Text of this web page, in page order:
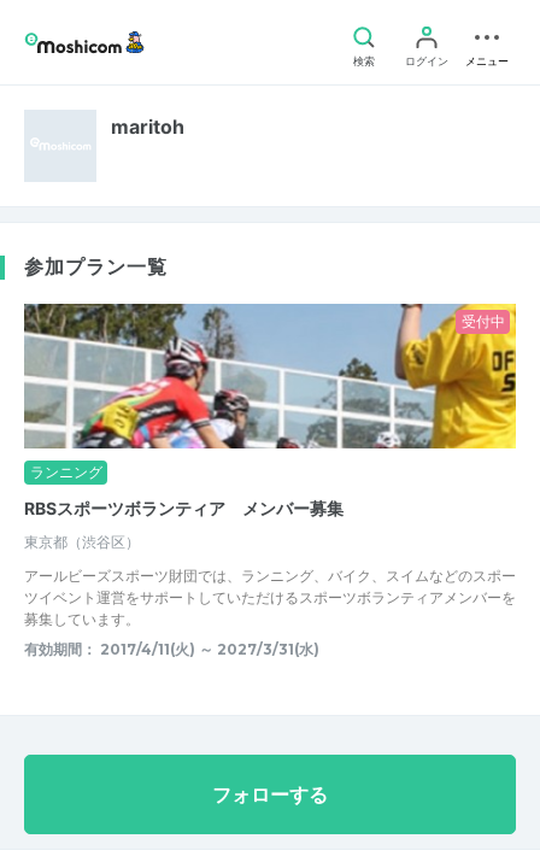
検索 ログイン メニュー
maritoh
参加プラン一覧
受付中
ランニング
RBSスポーツボランティア メンバー募集
東京都（渋谷区）
アールビーズスポーツ財団では、ランニング、バイク、スイムなどのスポー
ツイベント運営をサポートしていただけるスポーツボランティアメンバーを
募集しています。
有効期間： 2017/4/11(火) ～ 2027/3/31(水)
フォローする